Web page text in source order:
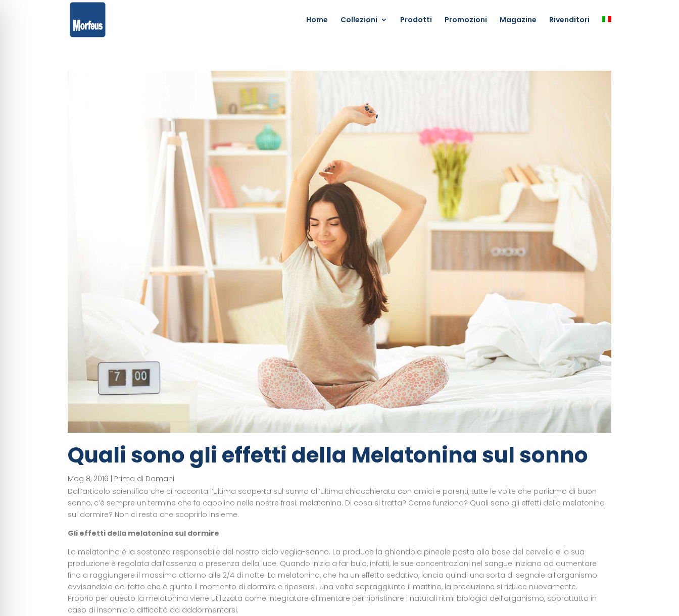
Home Collezioni Prodotti Promozioni Magazine Rivenditori
Quali sono gli effetti della Melatonina sul sonno
Mag 8, 2016
Prima di Domani
Dall’articolo scientifico che ci racconta l’ultima scoperta sul sonno all’ultima chiacchierata con amici e parenti, tutte le volte che parliamo di buon
sonno, c’è sempre un termine che fa capolino nelle nostre frasi: melatonina. Di cosa si tratta? Come funziona? Quali sono gli effetti della melatonina
sul dormire? Non ci resta che scoprirlo insieme.
Gli effetti della melatonina sul dormire
La melatonina è la sostanza responsabile del nostro ciclo veglia-sonno. La produce la ghiandola pineale posta alla base del cervello e la sua
produzione è regolata dall’assenza o presenza della luce. Quando inizia a far buio, infatti, le sue concentrazioni nel sangue iniziano ad aumentare
fino a raggiungere il massimo attorno alle 2/4 di notte. La melatonina, che ha un effetto sedativo, lancia quindi una sorta di segnale all’organismo
avvisandolo del fatto che è giunto il momento di dormire e riposarsi. Una volta sopraggiunto il mattino, la produzione si riduce nuovamente.
Proprio per questo la melatonina viene utilizzata come integratore alimentare per ripristinare i naturali ritmi biologici dell’organismo, soprattutto in
caso di insonnia o difficoltà ad addormentarsi.